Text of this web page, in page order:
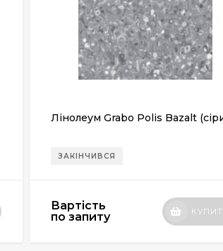
Лінолеум Grabo Polis Bazalt
ЗАКІНЧИВСЯ
Вартість
по запиту